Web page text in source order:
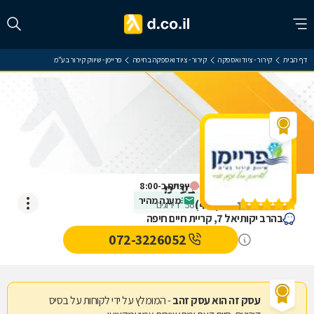
דף הבית קירור - ציוד ואספקה קירור - ציוד ואספקה בחיפה פריימן - שיווק קירור בע"מ
ייפתח ב-8:00
מענה מהיר
פריימן - שיווק קירור בע"מ
(
4.7
)
38דירוגים
בהרב יקותיאל 7, קריית חיים חיפה
072-3226052
עסק זה הוא עסק זהב- המומלץ על ידי לקוחות על בסיס